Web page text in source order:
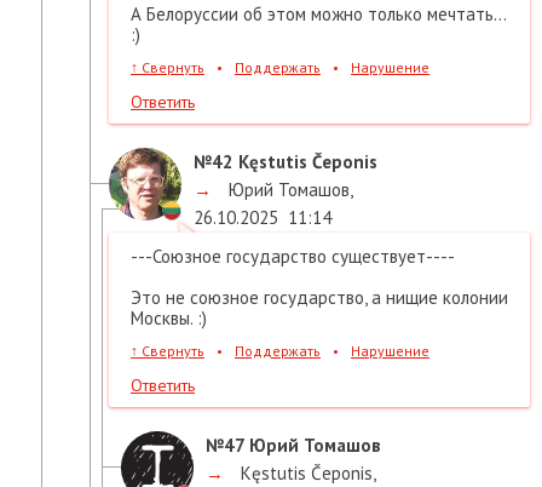
А Белоруссии об этом можно только мечтать...
:)
↑ Свернуть • Поддержать • Нарушение
Ответить
№42 Kęstutis Čeponis
→
Юрий Томашов,
26.10.2025 11:14
---Союзное государство существует----
Это не союзное государство, а нищие колонии
Москвы. :)
↑ Свернуть • Поддержать • Нарушение
Ответить
№47 Юрий Томашов
→
Kęstutis Čeponis,